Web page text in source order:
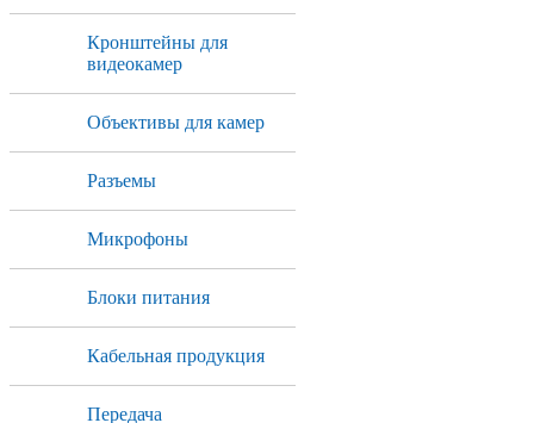
Кронштейны для
видеокамер
Объективы для камер
Разъемы
Микрофоны
Блоки питания
Кабельная продукция
Передача